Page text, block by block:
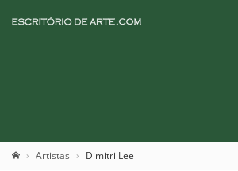
Artistas Dimitri Lee